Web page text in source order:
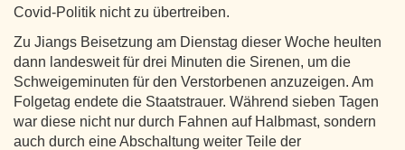
Covid-Politik nicht zu übertreiben.
Zu Jiangs Beisetzung am Dienstag dieser Woche heulten
dann landesweit für drei Minuten die Sirenen, um die
Schweigeminuten für den Verstorbenen anzuzeigen. Am
Folgetag endete die Staatstrauer. Während sieben Tagen
war diese nicht nur durch Fahnen auf Halbmast, sondern
auch durch eine Abschaltung weiter Teile der